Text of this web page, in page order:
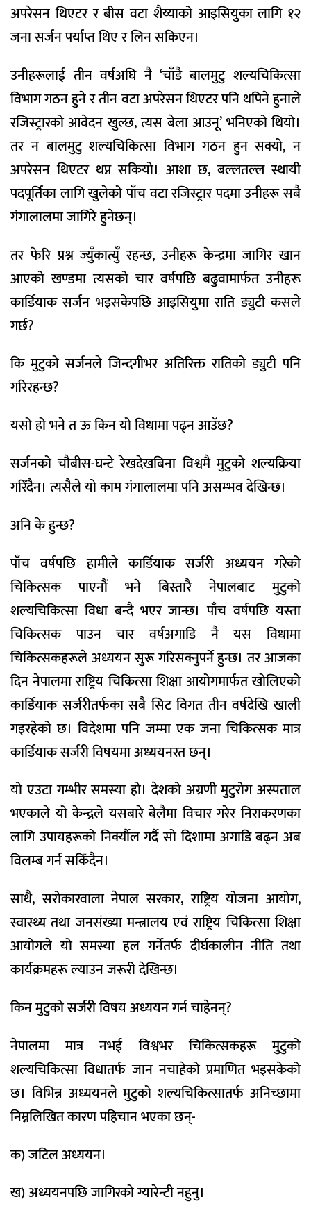
अपरेसन थिएटर र बीस वटा शैय्याको आइसियुका लागि १२
जना सर्जन पर्याप्त थिए र लिन सकिएन।
उनीहरूलाई तीन वर्षअघि नै ‘चाँडै बालमुटु शल्यचिकित्सा
विभाग गठन हुने र तीन वटा अपरेसन थिएटर पनि थपिने हुनाले
रजिस्ट्रारको आवेदन खुल्छ, त्यस बेला आउनू’ भनिएको थियो।
तर न बालमुटु शल्यचिकित्सा विभाग गठन हुन सक्यो, न
अपरेसन थिएटर थप्न सकियो। आशा छ, बल्लतल्ल स्थायी
पदपूर्तिका लागि खुलेको पाँच वटा रजिस्ट्रार पदमा उनीहरू सबै
गंगालालमा जागिरे हुनेछन्।
तर फेरि प्रश्न ज्युँकात्युँ रहन्छ, उनीहरू केन्द्रमा जागिर खान
आएको खण्डमा त्यसको चार वर्षपछि बढुवामार्फत उनीहरू
कार्डियाक सर्जन भइसकेपछि आइसियुमा राति ड्युटी कसले
गर्छ?
कि मुटुको सर्जनले जिन्दगीभर अतिरिक्त रातिको ड्युटी पनि
गरिरहन्छ?
यसो हो भने त ऊ किन यो विधामा पढ्न आउँछ?
सर्जनको चौबीस-घन्टे रेखदेखबिना विश्वमै मुटुको शल्यक्रिया
गरिँदैन। त्यसैले यो काम गंगालालमा पनि असम्भव देखिन्छ।
अनि के हुन्छ?
पाँच वर्षपछि हामीले कार्डियाक सर्जरी अध्ययन गरेको
चिकित्सक पाएनौं भने बिस्तारै नेपालबाट मुटुको
शल्यचिकित्सा विधा बन्दै भएर जान्छ। पाँच वर्षपछि यस्ता
चिकित्सक पाउन चार वर्षअगाडि नै यस विधामा
चिकित्सकहरूले अध्ययन सुरू गरिसक्नुपर्ने हुन्छ। तर आजका
दिन नेपालमा राष्ट्रिय चिकित्सा शिक्षा आयोगमार्फत खोलिएको
कार्डियाक सर्जरीतर्फका सबै सिट विगत तीन वर्षदेखि खाली
गइरहेको छ। विदेशमा पनि जम्मा एक जना चिकित्सक मात्र
कार्डियाक सर्जरी विषयमा अध्ययनरत छन्।
यो एउटा गम्भीर समस्या हो। देशको अग्रणी मुटुरोग अस्पताल
भएकाले यो केन्द्रले यसबारे बेलैमा विचार गरेर निराकरणका
लागि उपायहरूको निर्क्यौल गर्दै सो दिशामा अगाडि बढ्न अब
विलम्ब गर्न सकिँदैन।
साथै, सरोकारवाला नेपाल सरकार, राष्ट्रिय योजना आयोग,
स्वास्थ्य तथा जनसंख्या मन्त्रालय एवं राष्ट्रिय चिकित्सा शिक्षा
आयोगले यो समस्या हल गर्नेतर्फ दीर्घकालीन नीति तथा
कार्यक्रमहरू ल्याउन जरूरी देखिन्छ।
किन मुटुको सर्जरी विषय अध्ययन गर्न चाहेनन्?
नेपालमा मात्र नभई विश्वभर चिकित्सकहरू मुटुको
शल्यचिकित्सा विधातर्फ जान नचाहेको प्रमाणित भइसकेको
छ। विभिन्न अध्ययनले मुटुको शल्यचिकित्सातर्फ अनिच्छामा
निम्नलिखित कारण पहिचान भएका छन्-
क) जटिल अध्ययन।
ख) अध्ययनपछि जागिरको ग्यारेन्टी नहुनु।